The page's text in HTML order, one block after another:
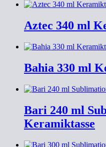
Aztec 340 ml
Bahia 330 ml
Bari 240 ml
Keramiktasse